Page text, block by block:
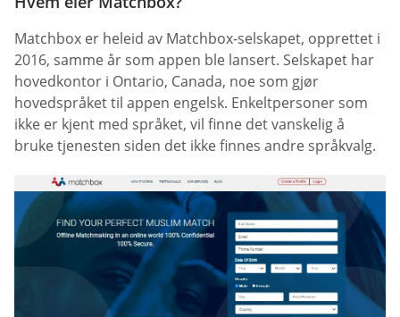
Matchbox er heleid av Matchbox-selskapet, opprettet i
2016, samme år som appen ble lansert. Selskapet har
hovedkontor i Ontario, Canada, noe som gjør
hovedspråket til appen engelsk. Enkeltpersoner som
ikke er kjent med språket, vil finne det vanskelig å
bruke tjenesten siden det ikke finnes andre språkvalg.